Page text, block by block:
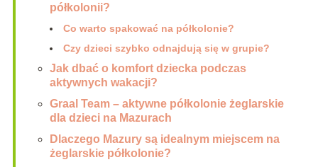
półkolonii?
Co warto spakować na półkolonie?
Czy dzieci szybko odnajdują się w grupie?
Jak dbać o komfort dziecka podczas
aktywnych wakacji?
Graal Team – aktywne półkolonie żeglarskie
dla dzieci na Mazurach
Dlaczego Mazury są idealnym miejscem na
żeglarskie półkolonie?